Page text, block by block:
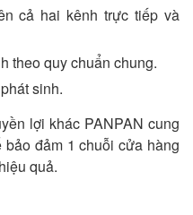
cả hai kênh trực tiếp và
theo quy chuẩn chung.
sinh.
lợi khác PANPAN cung
đảm 1 chuỗi cửa hàng
quả.